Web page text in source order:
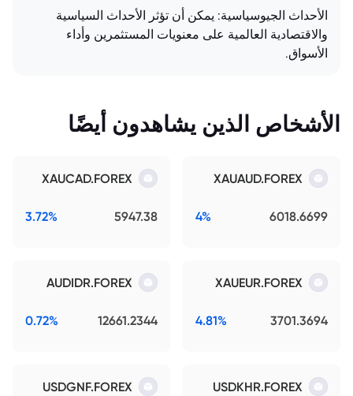
الأحداث الجيوسياسية: يمكن أن تؤثر الأحداث السياسية
والاقتصادية العالمية على معنويات المستثمرين وأداء
الأسواق.
الأشخاص الذين يشاهدون أيضًا
XAUAUD.FOREX
6018.6699
4%
XAUCAD.FOREX
5947.38
3.72%
XAUEUR.FOREX
3701.3694
4.81%
AUDIDR.FOREX
12661.2344
0.72%
USDKHR.FOREX
USDGNF.FOREX